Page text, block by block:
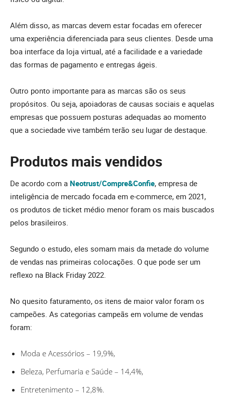
Além disso, as marcas devem estar focadas em oferecer
uma experiência diferenciada para seus clientes. Desde uma
boa interface da loja virtual, até a facilidade e a variedade
das formas de pagamento e entregas ágeis.
Outro ponto importante para as marcas são os seus
propósitos. Ou seja, apoiadoras de causas sociais e aquelas
empresas que possuem posturas adequadas ao momento
que a sociedade vive também terão seu lugar de destaque.
Produtos mais vendidos
De acordo com a Neotrust/Compre&Confie, empresa de
inteligência de mercado focada em e-commerce, em 2021,
os produtos de ticket médio menor foram os mais buscados
pelos brasileiros.
Segundo o estudo, eles somam mais da metade do volume
de vendas nas primeiras colocações. O que pode ser um
reflexo na Black Friday 2022.
No quesito faturamento, os itens de maior valor foram os
campeões. As categorias campeãs em volume de vendas
foram:
Moda e Acessórios – 19,9%,
Beleza, Perfumaria e Saúde – 14,4%,
Entretenimento – 12,8%.